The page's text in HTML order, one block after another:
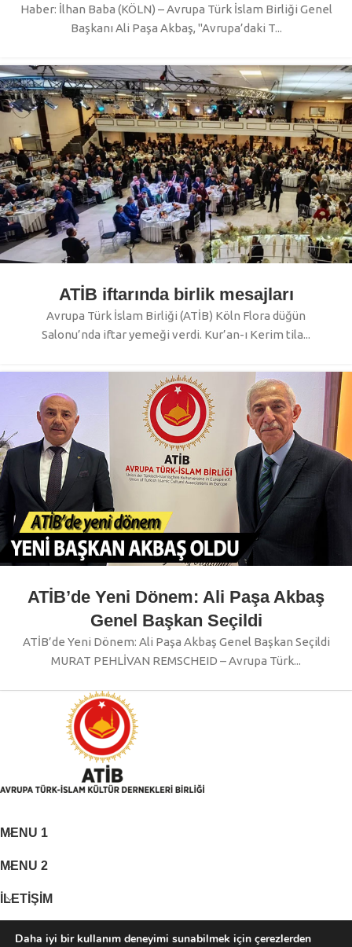
Haber: İlhan Baba (KÖLN) – Avrupa Türk İslam Birliği Genel
Başkanı Ali Paşa Akbaş, "Avrupa’daki T...
ATİB iftarında birlik mesajları
Avrupa Türk İslam Birliği (ATİB) Köln Flora düğün
Salonu’nda iftar yemeği verdi. Kur’an-ı Kerim tila...
ATİB’de Yeni Dönem: Ali Paşa Akbaş
Genel Başkan Seçildi
ATİB’de Yeni Dönem: Ali Paşa Akbaş Genel Başkan Seçildi
MURAT PEHLİVAN REMSCHEID – Avrupa Türk...
MENU 1
MENU 2
İLETİŞİM
Adres: Neusser Straße 553 D-50737 Köln
Daha iyi bir kullanım deneyimi sunabilmek için çerezlerden